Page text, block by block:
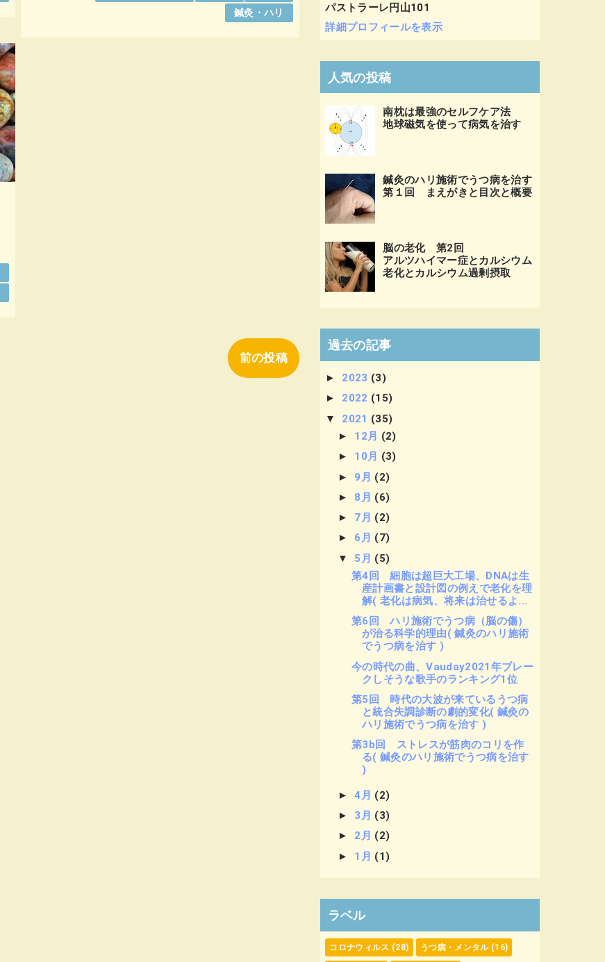
鍼灸・ハリ
前の投稿
パストラーレ円山101
詳細プロフィールを表示
人気の投稿
南枕は最強のセルフケア法
地球磁気を使って病気を治す
鍼灸のハリ施術でうつ病を治す
第１回 まえがきと目次と概要
脳の老化 第2回
アルツハイマー症とカルシウム
老化とカルシウム過剰摂取
過去の記事
► 2023 (3)
► 2022 (15)
▼ 2021 (35)
► 12月 (2)
► 10月 (3)
► 9月 (2)
► 8月 (6)
► 7月 (2)
► 6月 (7)
▼ 5月 (5)
第4回 細胞は超巨大工場、DNAは生
産計画書と設計図の例えで老化を理
解( 老化は病気、将来は治せるよ...
第6回 ハリ施術でうつ病（脳の傷）
が治る科学的理由( 鍼灸のハリ施術
でうつ病を治す )
今の時代の曲、Vauday2021年ブレー
クしそうな歌手のランキング1位
第5回 時代の大波が来ているうつ病
と統合失調診断の劇的変化( 鍼灸の
ハリ施術でうつ病を治す )
第3b回 ストレスが筋肉のコリを作
る( 鍼灸のハリ施術でうつ病を治す
)
►4月 (2)
► 3月 (3)
► 2月 (2)
► 1月 (1)
ラベル
コロナウィルス (28) うつ病・メンタル (16)